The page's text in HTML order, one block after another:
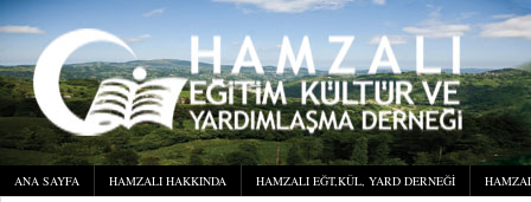
ANA SAYFA HAMZALI HAKKINDA HAMZALI EĞT,KÜL, YARD DERNEĞI